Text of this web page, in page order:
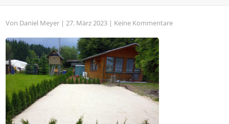
Von Daniel Meyer | 27. März 2023 | Keine Kommentare